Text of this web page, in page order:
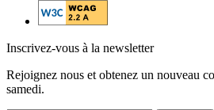
Inscrivez-vous à la newsletter
Rejoignez nous et obtenez un nouveau
samedi.